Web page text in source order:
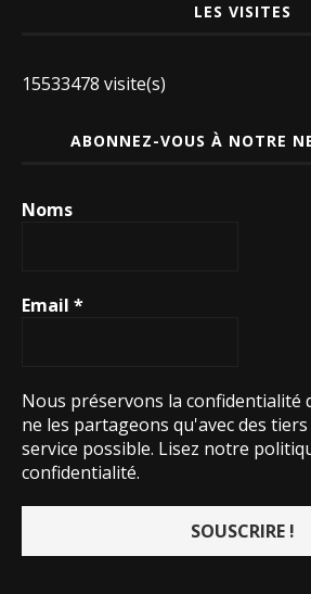
LES VISITES
15533478 visite(s)
ABONNEZ-VOUS À NOTRE
Noms
Email *
Nous préservons la confidentialité
ne les partageons qu'avec des
service possible. Lisez notre
confidentialité.